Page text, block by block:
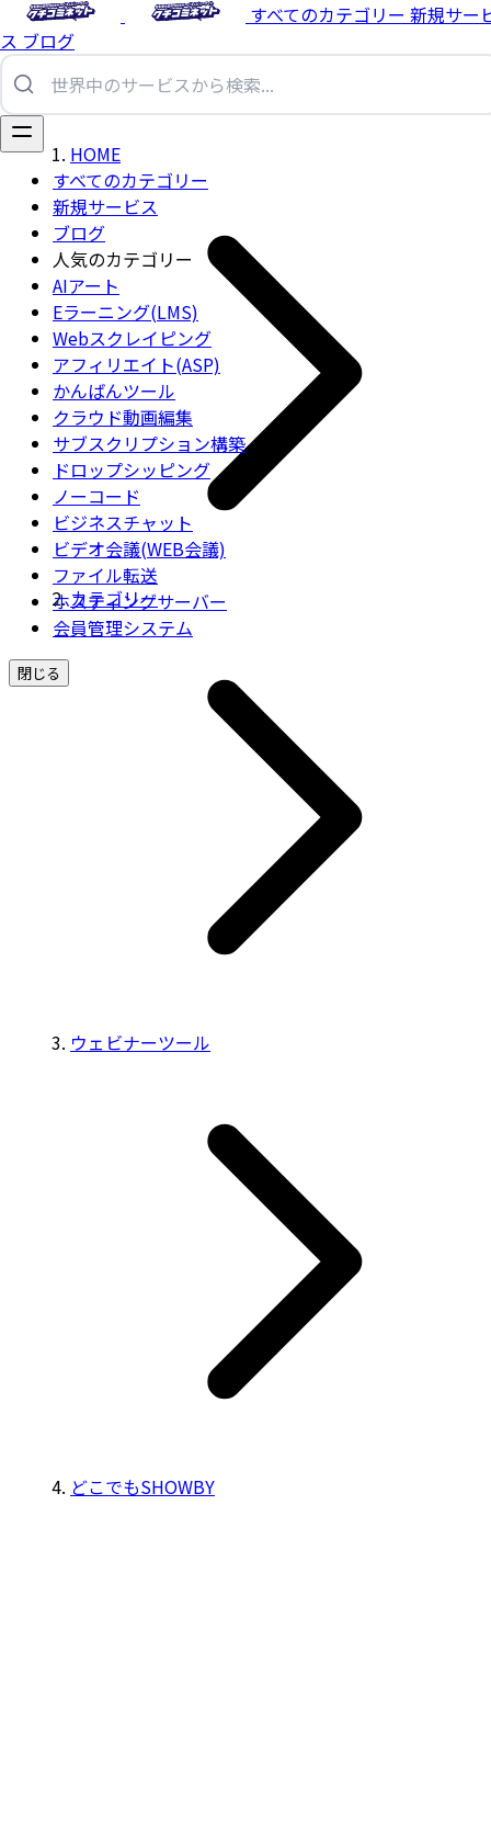
すべてのカテゴリー 新規サー
ス ブログ
すべてのカテゴリー
新規サービス
ブログ
人気のカテゴリー
AIアート
Eラーニング(LMS)
Webスクレイピング
アフィリエイト(ASP)
かんばんツール
クラウド動画編集
サブスクリプション構築
ドロップシッピング
ノーコード
ビジネスチャット
ビデオ会議(WEB会議)
ファイル転送
ホスティングサーバー
会員管理システム
閉じる
HOME
カテゴリー
ウェビナーツール
どこでもSHOWBY